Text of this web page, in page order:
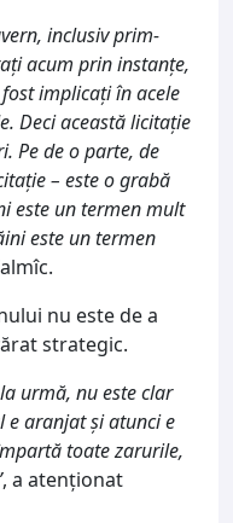
inclusiv prim-
acum prin instanțe,
implicați în acele
Deci această licitație
Pe de o parte, de
– este o grabă
este un termen mult
este un termen
nu este de a
strategic.
urmă, nu este clar
e aranjat și atunci e
toate zarurile,
, a atenționat